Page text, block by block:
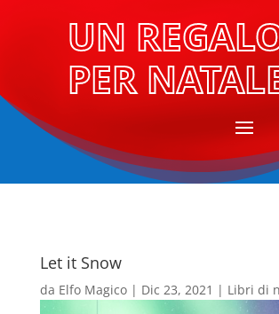
UN
PER
Let it Snow
da Elfo Magico| Dic 23, 2021 | Libri di